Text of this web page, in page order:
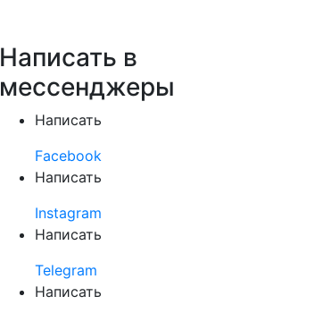
Написать в
мессенджеры
Написать
Facebook
Написать
Instagram
Написать
Telegram
Написать